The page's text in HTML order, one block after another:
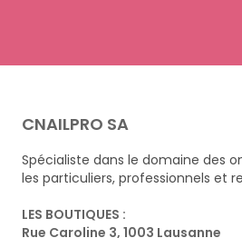
CNAILPRO SA
Spécialiste dans le domaine des
les particuliers, professionnels et
LES BOUTIQUES :
Rue Caroline 3, 1003 Lausanne